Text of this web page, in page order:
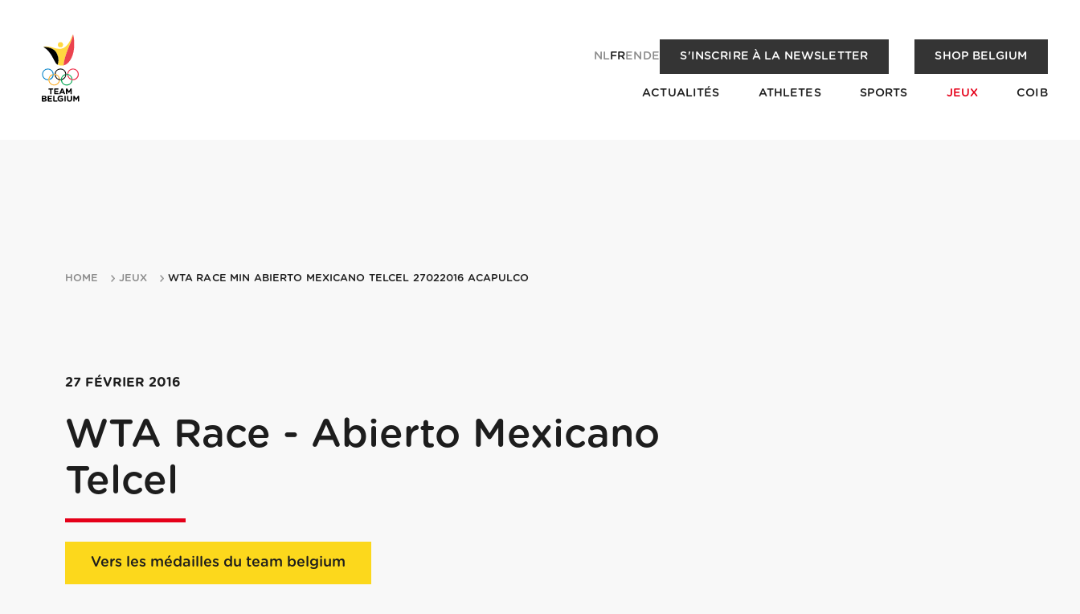
NLFREN DE S'INSCRIRE À LA NEWSLETTER SHOP BELGIUM
ACTUALITÉS ATHLETES SPORTS JEUX COIB
HOME JEUX WTA RACE MIN ABIERTO MEXICANO TELCEL 27022016 ACAPULCO
27 FÉVRIER 2016
WTA Race - Abierto Mexicano
Telcel
Vers les médailles du team belgium